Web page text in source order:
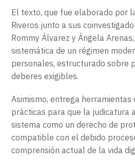
El texto, que fue elaborado por
Riveros junto a sus
Rommy Álvarez y Ángela
sistemática de un régimen
personales, estructurado sobre
deberes exigibles.
Asimismo, entrega herramientas
prácticas para que la judicatura
sistema como un derecho de
compatible con el debido
comprensión actual de la vida